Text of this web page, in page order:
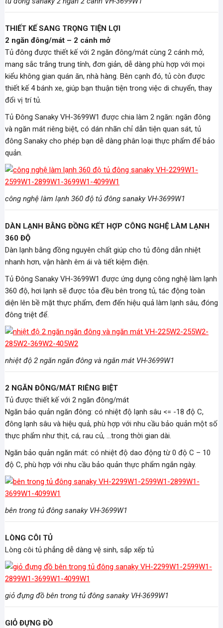
THIẾT KẾ SANG TRỌNG TIỆN LỢI
2 ngăn đông/mát – 2 cánh mở
Tủ đông được thiết kế với 2 ngăn đông/mát cùng 2 cánh mở,
mang sắc trắng trung tính, đơn giản, dễ dàng phù hợp với mọi
kiểu không gian quán ăn, nhà hàng. Bên cạnh đó, tủ còn được
thiết kế 4 bánh xe, giúp bạn thuận tiện trong việc di chuyển, thay
đổi vị trí tủ.
Tủ Đông Sanaky VH-3699W1 được chia làm 2 ngăn: ngăn đông
và ngăn mát riêng biệt, có dán nhãn chỉ dẫn tiện quan sát, tủ
đông Sanaky cho phép bạn dễ dàng phân loại thực phẩm để bảo
quản.
công nghệ làm lạnh 360 độ tủ đông sanaky VH-3699W1
DÀN LẠNH BẰNG ĐỒNG KẾT HỢP CÔNG NGHỆ LÀM LẠNH
360 ĐỘ
Dàn lạnh bằng đồng nguyên chất giúp cho tủ đông dẫn nhiệt
nhanh hơn, vận hành êm ái và tiết kiệm điện.
Tủ Đông Sanaky VH-3699W1 được ứng dụng công nghệ làm lạnh
360 độ, hơi lạnh sẽ được tỏa đều bên trong tủ, tác động toàn
diện lên bề mặt thực phẩm, đem đến hiệu quả làm lạnh sâu, đóng
đông triệt để.
nhiệt độ 2 ngăn ngăn đông và ngăn mát VH-3699W1
2 NGĂN ĐÔNG/MÁT RIÊNG BIỆT
Tủ được thiết kế với 2 ngăn đông/mát
Ngăn bảo quản ngăn đông: có nhiệt độ lạnh sâu <= -18 độ C,
đông lạnh sâu và hiệu quả, phù hợp với nhu cầu bảo quản một số
thực phẩm như thịt, cá, rau củ, …trong thời gian dài.
Ngăn bảo quản ngăn mát: có nhiệt độ dao động từ 0 độ C – 10
độ C, phù hợp với nhu cầu bảo quản thực phẩm ngắn ngày.
bên trong tủ đông sanaky VH-3699W1
LÒNG CÔI TỦ
Lòng côi tủ phẳng dễ dàng vệ sinh, sắp xếp tủ
giỏ đựng đồ bên trong tủ đông sanaky VH-3699W1
GIỎ ĐỰNG ĐỒ